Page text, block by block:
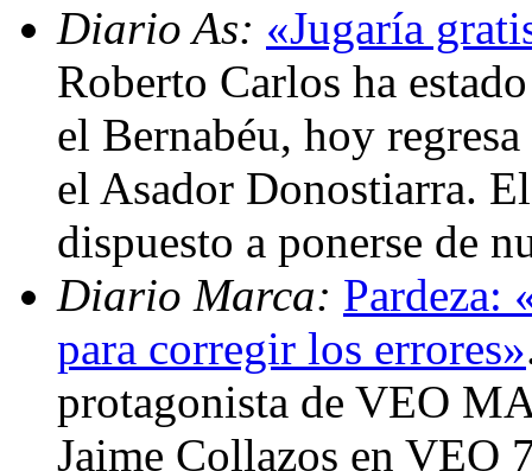
Diario As: «Jugaría
Roberto Carlos ha
el Bernabéu, hoy
el Asador Donostiarra.
dispuesto a ponerse de
Diario Marca: Pardeza:
para corregir los errores»
protagonista de VEO
Jaime Collazos en VEO